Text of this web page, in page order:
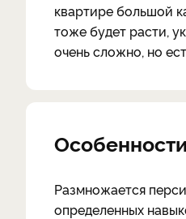
квартире большой
тоже будет расти,
очень сложно, но
Размножается
определенных